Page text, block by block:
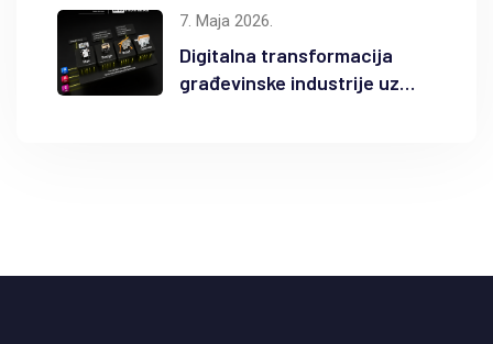
7. Maja 2026.
Digitalna transformacija
građevinske industrije uz